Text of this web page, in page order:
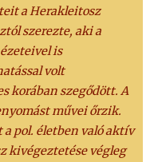
a Herakleitosz
szerezte, aki a
is
volt
korában szegődött. A
művei őrzik.
pol. életben való aktív
kivégeztetése végleg